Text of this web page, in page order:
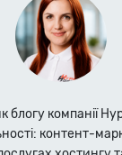
блогу компанії
контент-